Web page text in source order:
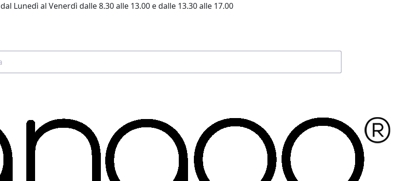
dal Lunedì al Venerdì dalle 8.30 alle 13.00 e dalle 13.30 alle 17.00